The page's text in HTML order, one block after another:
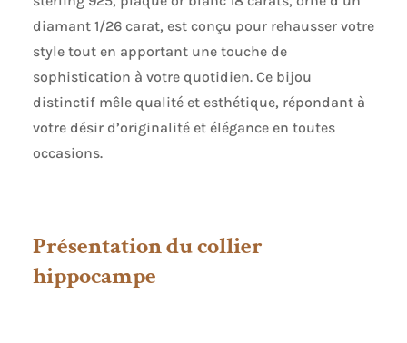
diamant 1/26 carat, est conçu pour rehausser votre
style tout en apportant une touche de
sophistication à votre quotidien. Ce bijou
distinctif mêle qualité et esthétique, répondant à
votre désir d’originalité et élégance en toutes
occasions.
Présentation du collier
hippocampe